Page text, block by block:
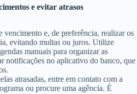
e evitar atrasos
vencimento e, de preferência, realizar os
evitando multas ou juros. Utilize
manuais para organizar as
notificações no aplicativo do banco, que
atrasadas, entre em contato com a
ou procure uma agência. É